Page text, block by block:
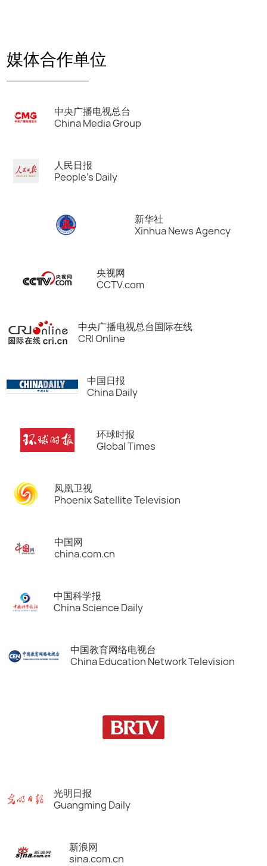
媒体合作单位
中央广播电视总台
China Media Group
人民日报
People's Daily
新华社
Xinhua News Agency
央视网
CCTV.com
中央广播电视总台国际在线
CRI Online
中国日报
China Daily
环球时报
Global Times
凤凰卫视
Phoenix Satellite Television
中国网
china.com.cn
中国科学报
China Science Daily
中国教育网络电视台
China Education Network Television
光明日报
Guangming Daily
新浪网
sina.com.cn